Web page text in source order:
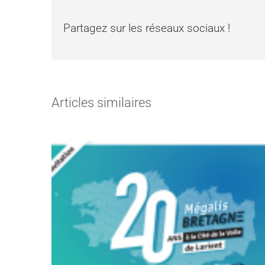
Partagez sur les réseaux sociaux !
Articles similaires